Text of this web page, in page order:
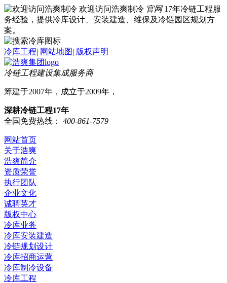
欢迎访问浩爽制冷 官网 17年冷链工程服
务经验，提供冷库设计、安装建造、维保及冷链园区规划方
案。
冷库工程| 网站地图| 版权声明
冷链工程建设集成服务商
筹建于2007年，成立于2009年，
深耕冷链工程17年
全国免费热线：
400-861-7579
网站首页
关于浩爽
浩爽简介
资质荣誉
执行团队
企业文化
诚聘英才
版权中心
冷库业务
冷库安装建造
冷链规划设计
冷库招商运营
冷库制冷设备
冷库工程